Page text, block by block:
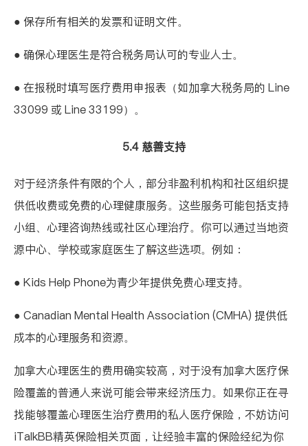
● 保存所有相关的发票和证明文件。
● 确保心理医生是符合税务局认可的专业人士。
● 在报税时填写医疗费用申报表（如加拿大税务局的 Line
33099 或 Line 33199）。
5.4 慈善支持
对于经济条件有限的个人，部分非盈利机构和社区组织提
供低收费或免费的心理健康服务。这些服务可能包括支持
小组、心理咨询热线或社区心理治疗。你可以通过当地资
源中心、学校或家庭医生了解这些选项。例如：
● Kids Help Phone为青少年提供免费心理支持。
● Canadian Mental Health Association (CMHA) 提供低
成本的心理服务和资源。
加拿大心理医生的费用确实较高，对于没有加拿大医疗保
险覆盖的普通人来说可能会带来经济压力。如果你正在寻
找能够覆盖心理医生治疗费用的私人医疗保险，不妨访问
iTalkBB精英保险相关页面 ，让经验丰富的保险经纪为你